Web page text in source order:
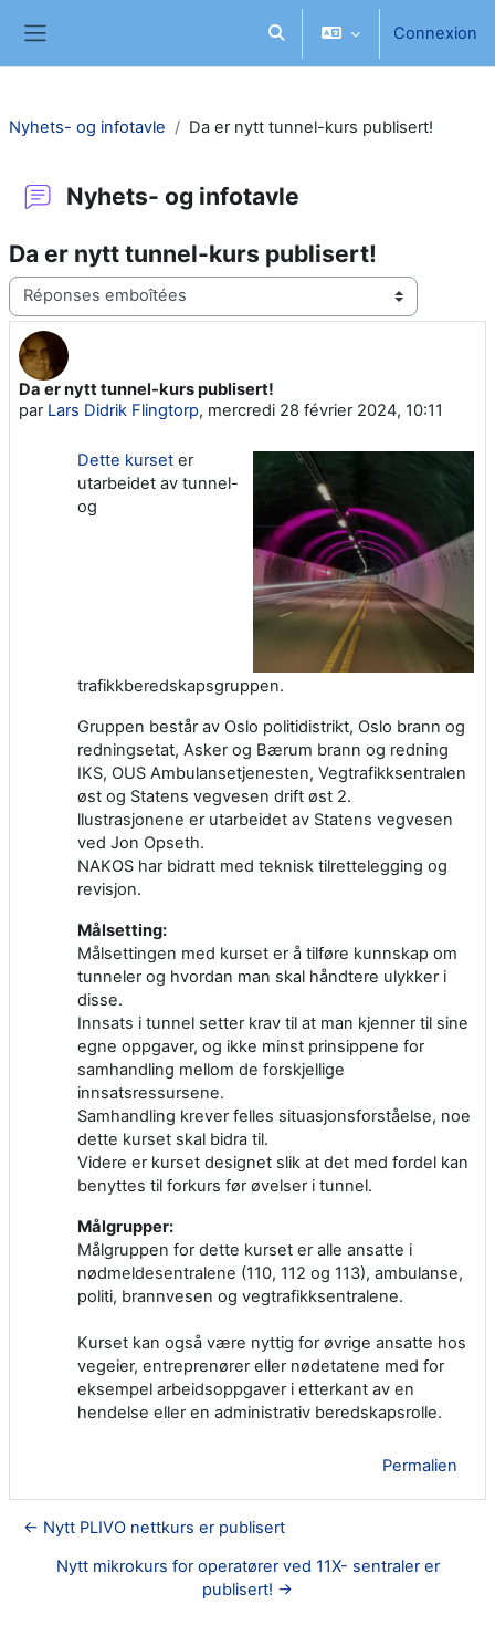
Activer/désactiver la saisie
Connexion
Nyhets- og infotavle Da er nytt tunnel-kurs publisert!
Nyhets- og infotavle
Da er nytt tunnel-kurs publisert!
Type d’affichage
Da er nytt tunnel-kurs publisert!
par Lars Didrik Flingtorp, mercredi 28 février 2024, 10:11
Nombre de réponses : 0
Dette kurset er
utarbeidet av tunnel-
og
trafikkberedskapsgruppen.
Gruppen består av Oslo politidistrikt, Oslo brann og
redningsetat, Asker og Bærum brann og redning
IKS, OUS Ambulansetjenesten, Vegtrafikksentralen
øst og Statens vegvesen drift øst 2.
llustrasjonene er utarbeidet av Statens vegvesen
ved Jon Opseth.
NAKOS har bidratt med teknisk tilrettelegging og
revisjon.
Målsetting:
Målsettingen med kurset er å tilføre kunnskap om
tunneler og hvordan man skal håndtere ulykker i
disse.
Innsats i tunnel setter krav til at man kjenner til sine
egne oppgaver, og ikke minst prinsippene for
samhandling mellom de forskjellige
innsatsressursene.
Samhandling krever felles situasjonsforståelse, noe
dette kurset skal bidra til.
Videre er kurset designet slik at det med fordel kan
benyttes til forkurs før øvelser i tunnel.
Målgrupper:
Målgruppen for dette kurset er alle ansatte i
nødmeldesentralene (110, 112 og 113), ambulanse,
politi, brannvesen og vegtrafikksentralene.
Kurset kan også være nyttig for øvrige ansatte hos
vegeier, entreprenører eller nødetatene med for
eksempel arbeidsoppgaver i etterkant av en
hendelse eller en administrativ beredskapsrolle.
Permalien
← Nytt PLIVO nettkurs er publisert
Nytt mikrokurs for operatører ved 11X- sentraler er
publisert! →